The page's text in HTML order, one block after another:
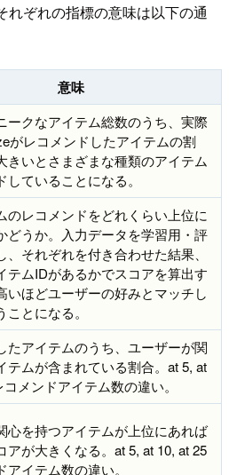
れぞれの指標の意味は以下の通
意味
ークなアイテム総数のうち、実際
がレコメンドしたアイテムの割
きいとさまざまな種類のアイテム
していることになる。
のレコメンドをどれくらい上位に
どうか。入力データを学習用・評
、それぞれを付き合わせた結果、
テムIDがあるかでスコアを算出す
いほどユーザーの好みとマッチし
とになる。
たアイテムのうち、ユーザーが関
テムが含まれている割合。at 5, at
メンドアイテム数の違い。
心を持つアイテムが上位にあれば
アが大きくなる。at 5, at 10, at 25
アイテム数の違い。